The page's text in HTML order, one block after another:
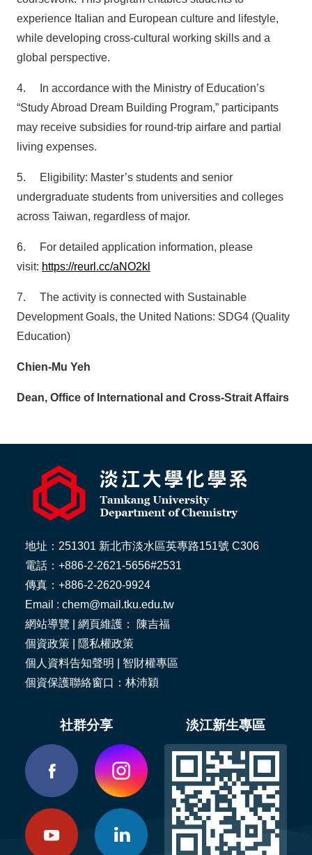
experience Italian and European culture and lifestyle,
while developing cross-cultural working skills and a
global perspective.
4. In accordance with the Ministry of Education’s
“Study Abroad Dream Building Program,” participants
may receive subsidies for round-trip airfare and partial
living expenses.
5. Eligibility: Master’s students and senior
undergraduate students from universities and colleges
across Taiwan, regardless of major.
6. For detailed application information, please
visit: https://reurl.cc/aNO2kl
7. The activity is connected with Sustainable
Development Goals, the United Nations: SDG4 (Quality
Education)
Chien-Mu Yeh
Dean, Office of International and Cross-Strait Affairs
地址：251301 新北市淡水區英專路151號 C306
電話：+886-2-2621-5656#2531
傳真：+886-2-2620-9924
Email : chem@mail.tku.edu.tw
網站導覽 | 網頁維護： 陳吉福
個資政策
隱私權政策
個人資料告知聲明
智財權專區
個資保護聯絡窗口：林沛穎
社群分享 淡江新生專區